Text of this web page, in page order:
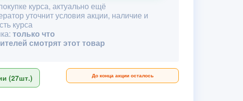
курса, актуально ещё
уточнит условия акции, наличие и
курса
только что
смотрят этот товар
(27шт.) До конца акции осталось